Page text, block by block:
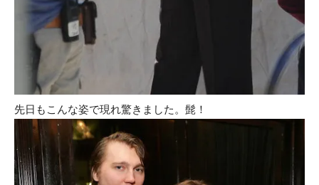
先日もこんな姿で現れ驚きました。髭！